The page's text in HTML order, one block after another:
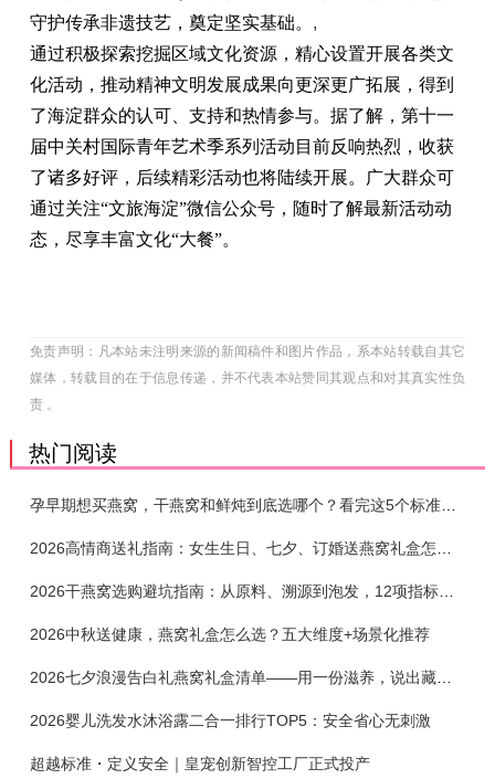
守护传承非遗技艺，奠定坚实基础。 ,
通过积极探索挖掘区域文化资源，精心设置开展各类文
化活动，推动精神文明发展成果向更深更广拓展，得到
了海淀群众的认可、支持和热情参与。据了解，第十一
届中关村国际青年艺术季系列活动目前反响热烈，收获
了诸多好评，后续精彩活动也将陆续开展。广大群众可
通过关注“文旅海淀”微信公众号，随时了解最新活动动
态，尽享丰富文化“大餐”。
免责声明：凡本站未注明来源的新闻稿件和图片作品，系本站转载自其它
媒体，转载目的在于信息传递，并不代表本站赞同其观点和对其真实性负
责 。
热门阅读
孕早期想买燕窝，干燕窝和鲜炖到底选哪个？看完这5个标准再下单
2026干燕窝选购避坑指南：从原料、溯源到泡发，12项指标判断靠谱燕窝
2026中秋送健康，燕窝礼盒怎么选？五大维度+场景化推荐
2026七夕浪漫告白礼燕窝礼盒清单——用一份滋养，说出藏在心底的爱
2026婴儿洗发水沐浴露二合一排行TOP5：安全省心无刺激
超越标准・定义安全｜皇宠创新智控工厂正式投产